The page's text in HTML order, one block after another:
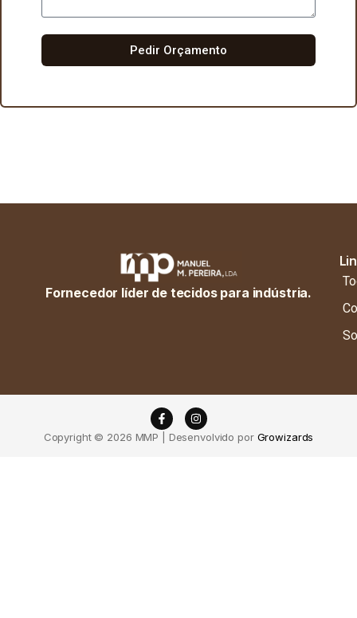
Pedir Orçamento
Fornecedor líder de tecidos para indústria.
Copyright © 2026 MMP | Desenvolvido por Growizards